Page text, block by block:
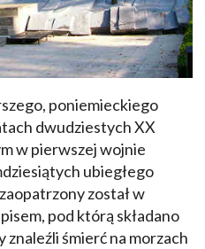
poniemieckiego
dwudziestych XX
w pierwszej wojnie
ubiegłego
został w
pod którą składano
śmierć na morzach